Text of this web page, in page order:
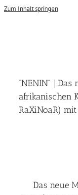
Zum Inhalt springen
“NENIN” |
afrikanischen
RaXiNoaR)
Das neue